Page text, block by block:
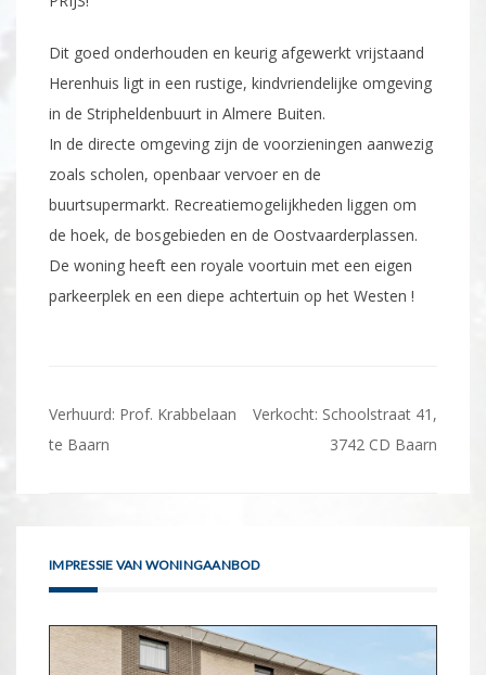
Dit goed onderhouden en keurig afgewerkt vrijstaand
Herenhuis ligt in een rustige, kindvriendelijke omgeving
in de Stripheldenbuurt in Almere Buiten.
In de directe omgeving zijn de voorzieningen aanwezig
zoals scholen, openbaar vervoer en de
buurtsupermarkt. Recreatiemogelijkheden liggen om
de hoek, de bosgebieden en de Oostvaarderplassen.
De woning heeft een royale voortuin met een eigen
parkeerplek en een diepe achtertuin op het Westen !
Bericht
navigatie
Verhuurd: Prof. Krabbelaan
te Baarn
Verkocht: Schoolstraat 41,
3742 CD Baarn
IMPRESSIE VAN WONINGAANBOD